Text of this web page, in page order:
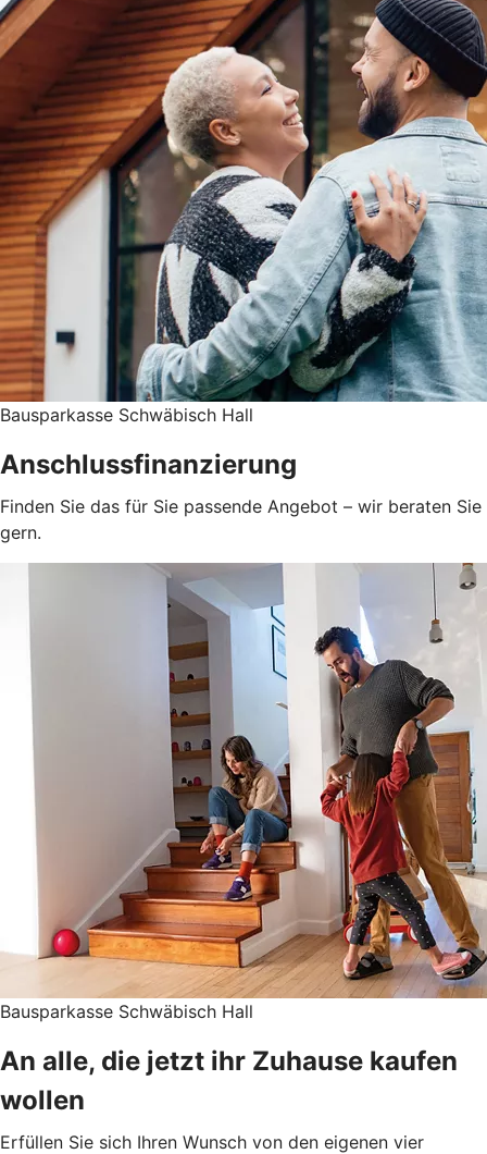
Bausparkasse Schwäbisch Hall
Anschlussfinanzierung
Finden Sie das für Sie passende Angebot – wir beraten Sie
gern.
Bausparkasse Schwäbisch Hall
An alle, die jetzt ihr Zuhause kaufen
wollen
Erfüllen Sie sich Ihren Wunsch von den eigenen vier